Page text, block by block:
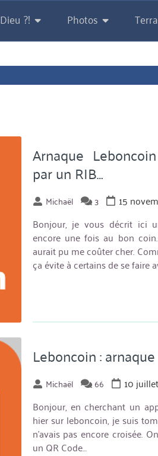
Dieu ?! Photos
Arnaque
par un RIB…
Michaël 3
15
Bonjour, je vous décrit ici
encore une fois au bon
aurait pu me coûter cher.
ça évite à certains de se faire
Leboncoin :
Michaël 66
10
Bonjour, en cherchant un
hier sur leboncoin, je suis
n’avais pas encore croisée.
un QR Code…